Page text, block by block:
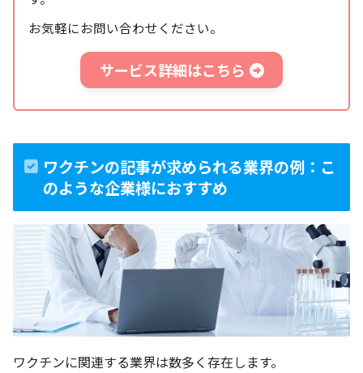
お気軽にお問い合わせください。
サービス詳細はこちら
ワクチンの記事が求められる業界の例：こ
のような企業様におすすめ
ワクチンに関連する業界は数多く存在します。